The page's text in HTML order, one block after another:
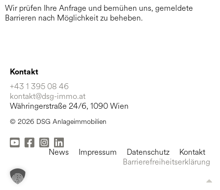
Wir prüfen Ihre Anfrage und bemühen uns, gemeldete
Barrieren nach Möglichkeit zu beheben.
Kontakt
+43 1 395 08 46
kontakt@dsg-immo.at
Währingerstraße 24/6, 1090 Wien
© 2026 DSG Anlageimmobilien
News Impressum Datenschutz
Kontakt
Barrierefreiheitserklärung